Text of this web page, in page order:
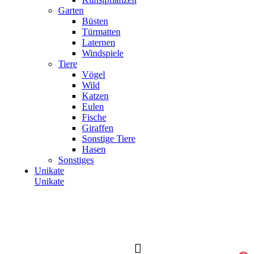
Garten
Büsten
Türmatten
Laternen
Windspiele
Tiere
Vögel
Wild
Katzen
Eulen
Fische
Giraffen
Sonstige Tiere
Hasen
Sonstiges
Unikate
Unikate